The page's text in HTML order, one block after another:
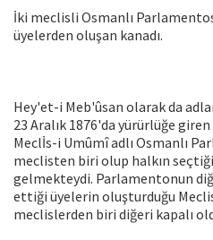
İki meclisli Osmanlı
üyelerden oluşan kanadı.
Hey'et-i Meb'ûsan olarak da
23 Aralık 1876'da yürürlüğe
Meclİs-i Umûmî adlı Osmanlı
meclisten biri olup halkın
gelmekteydi. Parlamentonun
ettiği üyelerin oluştur­duğu
meclislerden biri diğeri kapalı